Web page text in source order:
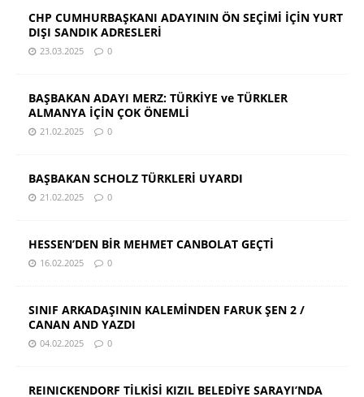
CHP CUMHURBAŞKANI ADAYININ ÖN SEÇİMİ İÇİN YURT
DIŞI SANDIK ADRESLERİ
23.03.2025 0
BAŞBAKAN ADAYI MERZ: TÜRKİYE ve TÜRKLER
ALMANYA İÇİN ÇOK ÖNEMLİ
21.02.2025 0
BAŞBAKAN SCHOLZ TÜRKLERİ UYARDI
21.02.2025 0
HESSEN’DEN BİR MEHMET CANBOLAT GEÇTİ
16.02.2025 0
SINIF ARKADAŞININ KALEMİNDEN FARUK ŞEN 2 /
CANAN AND YAZDI
04.02.2025 0
REINICKENDORF TİLKİSİ KIZIL BELEDİYE SARAYI’NDA